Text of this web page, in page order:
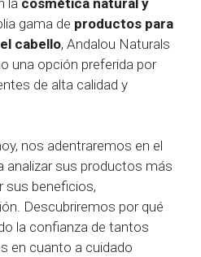
gama de productos para
cabello, Andalou Naturals
una opción preferida por
de alta calidad y
nos adentraremos en el
analizar sus productos más
sus beneficios,
Descubriremos por qué
la confianza de tantos
en cuanto a cuidado